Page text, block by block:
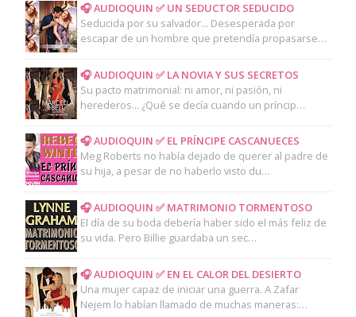
🎧 AUDIOQUIN ✅ UN SEDUCTOR SEDUCIDO
Seducida por su salvador... Desesperada por
escapar de un hombre que pretendía propasarse…
🎧 AUDIOQUIN ✅ LA NOVIA Y SUS SECRETOS
Su pacto matrimonial: ni amor, ni pasión, ni
herederos... ¿Qué se decía cuando un príncip…
🎧 AUDIOQUIN ✅ EL PRÍNCIPE CASCANUECES
Meg Roberts no había dejado de querer al padre de
su hija, a pesar de no haberlo visto du…
🎧 AUDIOQUIN ✅ MATRIMONIO TORMENTOSO
El día de su boda debería haber sido el más feliz de
su vida. Pero Billie guardaba un sec…
🎧 AUDIOQUIN ✅ EN EL CALOR DEL DESIERTO
Una mujer capaz de iniciar una guerra. A Zafar
Nejem lo habían llamado de muchas maneras:…